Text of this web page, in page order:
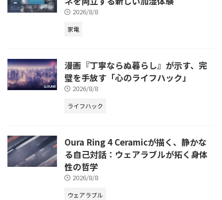
2026/8/8
家電
漫画『丁寧ならぬ暮らし』が示す、完
璧を手放す「心のライフハック」
2026/8/8
ライフハック
Oura Ring 4 Ceramicが描く、静かな
る自己対話：ウェアラブルが拓く身体
性の哲学
2026/8/8
ウェアラブル